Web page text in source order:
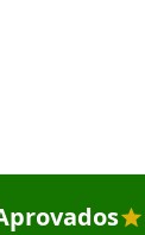
em depoimento
Mário